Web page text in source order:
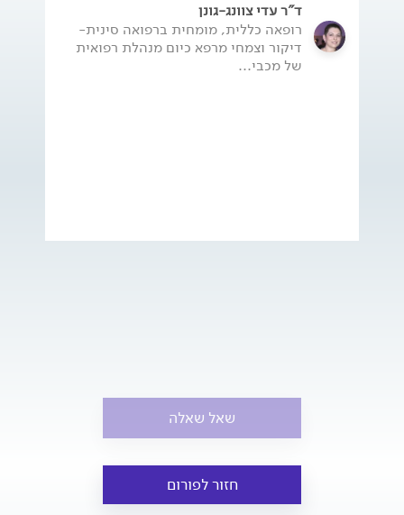
ד"ר עדי צוונג-גונן
רופאה כללית, מומחית ברפואה סינית-
דיקור וצמחי מרפא כיום מנהלת רפואית
של מכבי...
שאל שאלה
חזור לפורום